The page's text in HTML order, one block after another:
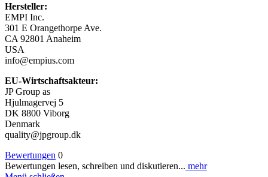
Hersteller:
EMPI Inc.
301 E Orangethorpe Ave.
CA 92801 Anaheim
USA
info@empius.com
EU-Wirtschaftsakteur:
JP Group as
Hjulmagervej 5
DK 8800 Viborg
Denmark
quality@jpgroup.dk
Bewertungen 0
Bewertungen lesen, schreiben und diskutieren... mehr